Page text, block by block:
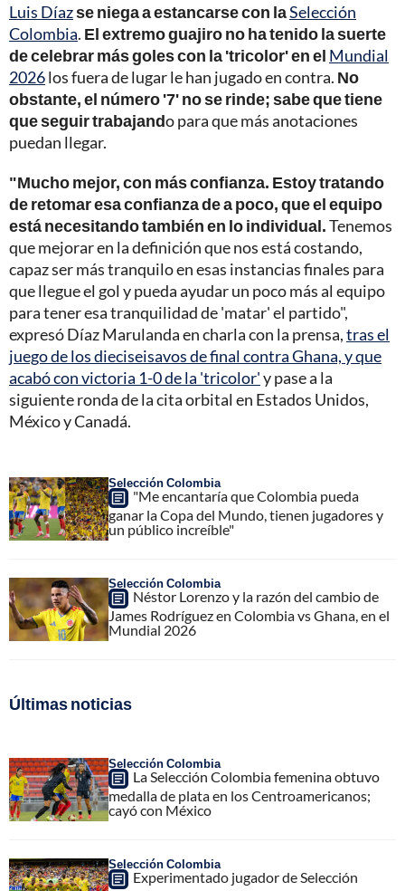
Luis Díazse niega a estancarse con laSelección
Colombia. El extremo guajiro no ha tenido la suerte
de celebrar más goles con la 'tricolor' en el Mundial
2026los fuera de lugar le han jugado en contra. No
obstante, el número '7' no se rinde; sabe que tiene
que seguir trabajando para que más anotaciones
puedan llegar.
"Mucho mejor, con más confianza. Estoy tratando
de retomar esa confianza de a poco, que el equipo
está necesitando también en lo individual.Tenemos
que mejorar en la definición que nos está costando,
capaz ser más tranquilo en esas instancias finales para
que llegue el gol y pueda ayudar un poco más al equipo
para tener esa tranquilidad de 'matar' el partido",
expresó Díaz Marulanda en charla con la prensa,tras el
juego de los dieciseisavos de final contra Ghana, y que
acabó con victoria 1-0 de la 'tricolor'y pase a la
siguiente ronda de la cita orbital en Estados Unidos,
México y Canadá.
Selección Colombia
"Me encantaría que Colombia pueda
ganar la Copa del Mundo, tienen jugadores y
un público increíble"
Selección Colombia
Néstor Lorenzo y la razón del cambio de
James Rodríguez en Colombia vs Ghana, en el
Mundial 2026
Últimas noticias
Selección Colombia
La Selección Colombia femenina obtuvo
medalla de plata en los Centroamericanos;
cayó con México
Selección Colombia
Experimentado jugador de Selección